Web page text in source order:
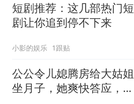
短剧推荐：这几部热门短
剧让你追到停不下来
小影的娱乐 1跟贴
公公令儿媳腾房给大姑姐
坐月子，她爽快答应，出